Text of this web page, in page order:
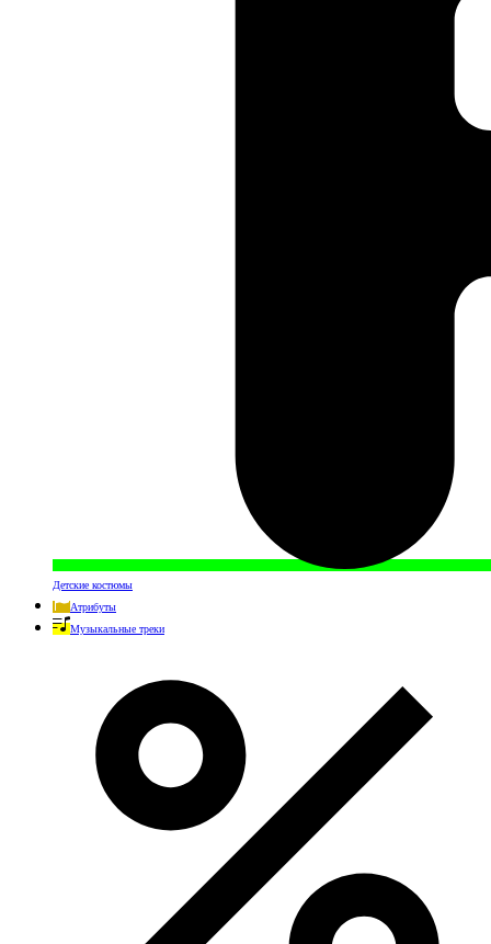
Детские костюмы
Атрибуты
Музыкальные треки